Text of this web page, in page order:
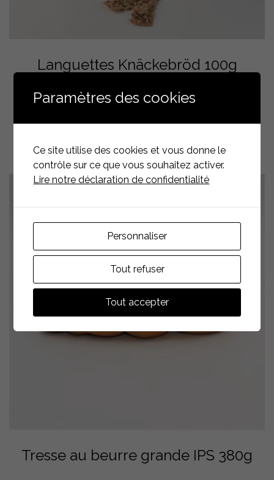
Languettes Knäckebröd 100g
CHF7.60
Tresse au beurre grande IPS 380g
Paramètres des cookies
Ce site utilise des cookies et vous donne le
contrôle sur ce que vous souhaitez activer.
Lire notre déclaration de confidentialité
Personnaliser
Tout refuser
Tout accepter